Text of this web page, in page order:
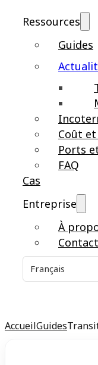
Ressources
Guides
Coût
Ports
FAQ
Cas
Entreprise
À
Contact
AccueilGuides